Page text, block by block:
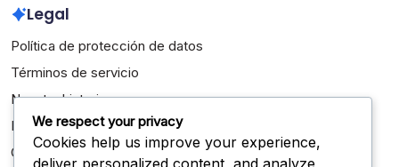
Legal
Política de protección de datos
Términos de servicio
Nuestra historia
Ponte en contacto
Cookies y seguimiento
We respect your privacy
Cookies help us improve your experience,
deliver personalized content, and analyze